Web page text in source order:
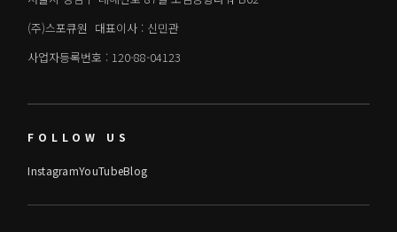
(주)스포큐원 대표이사 : 신민관
사업자등록번호 : 120-88-04123
FOLLOW US
InstagramYouTubeBlog